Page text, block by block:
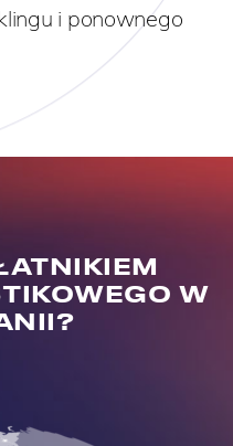
i ponownego
W